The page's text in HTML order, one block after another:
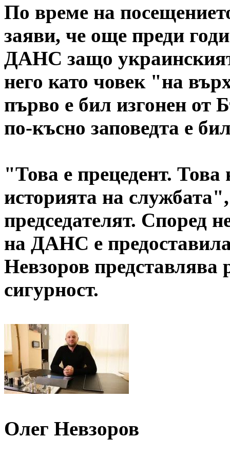
По време на
заяви, че още преди
ДАНС защо
него като човек "на
първо е бил изгонен от
по-късно заповедта е
"Това е прецедент. Това
историята на
председателят. Според
на ДАНС е
Невзоров представлява
сигурност.
Олег Невзоров